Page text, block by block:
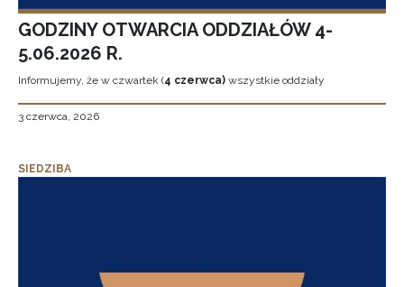
GODZINY OTWARCIA ODDZIAŁÓW 4-
5.06.2026 R.
Informujemy, że w czwartek (4 czerwca) wszystkie oddziały
3 czerwca, 2026
SIEDZIBA